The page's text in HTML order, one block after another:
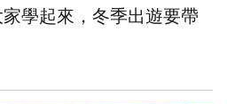
學起來，冬季出遊要帶